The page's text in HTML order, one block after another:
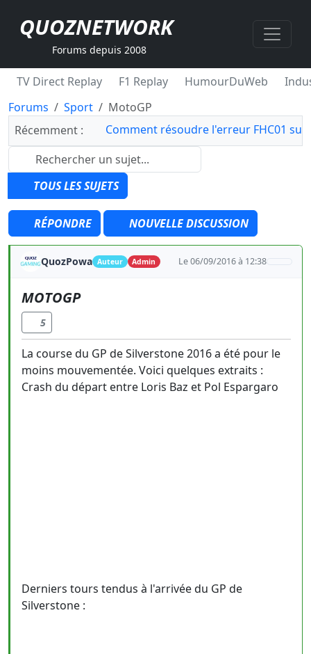
QUOZNETWORK
Forums depuis 2008
TV Direct Replay F1 Replay HumourDuWeb
Forums
Sport
MotoGP
Récemment :
Comment résoudre l'erreur FHC01 sur
TOUS LES SUJETS
RÉPONDRE NOUVELLE DISCUSSION
QuozPowa Auteur Admin Le 06/09/2016 à 12:38
MOTOGP
5
La course du GP de Silverstone 2016 a été pour le
moins mouvementée. Voici quelques extraits :
Crash du départ entre Loris Baz et Pol Espargaro
Derniers tours tendus à l'arrivée du GP de
Silverstone :